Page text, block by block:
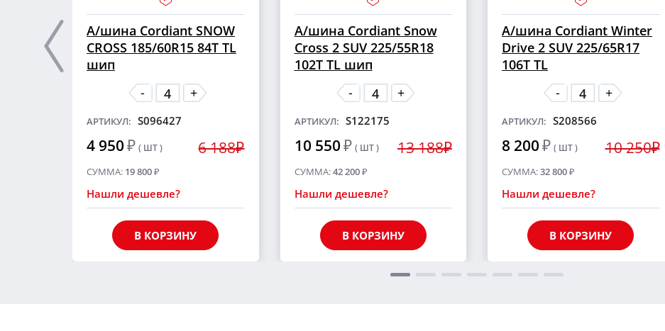
А/шина Cordiant SNOW
CROSS 185/60R15 84T TL
шип
-
+
АРТИКУЛ: S096427
4 950₽ ( ШТ ) 6 188₽
СУММА: 19 800₽
Нашли дешевле?
В КОРЗИНУ
А/шина Cordiant Snow
Cross 2 SUV 225/55R18
102T TL шип
-
+
АРТИКУЛ: S122175
10 550₽ ( ШТ ) 13 188₽
СУММА:42 200₽
Нашли дешевле?
В КОРЗИНУ
А/шина Cordiant Winter
Drive 2 SUV 225/65R17
106T TL
-
+
АРТИКУЛ: S208566
8 200₽ ( ШТ ) 10 250₽
СУММА:32 800₽
Нашли дешевле?
В КОРЗИНУ